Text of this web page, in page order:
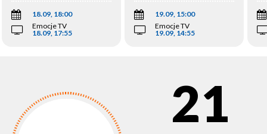
18.09, 18:00
Emocje TV
18.09, 17:55
19.09, 15:00
Emocje TV
19.09, 14:55
21